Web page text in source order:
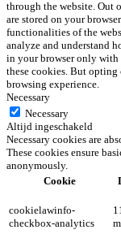
through the website. Out
are stored on your
functionalities of the
analyze and understand
in your browser only with
these cookies. But opting
browsing experience.
Necessary
Necessary
Altijd ingeschakeld
Necessary cookies are
These cookies ensure
anonymously.
Cookie
cookielawinfo-
checkbox-analytics
11